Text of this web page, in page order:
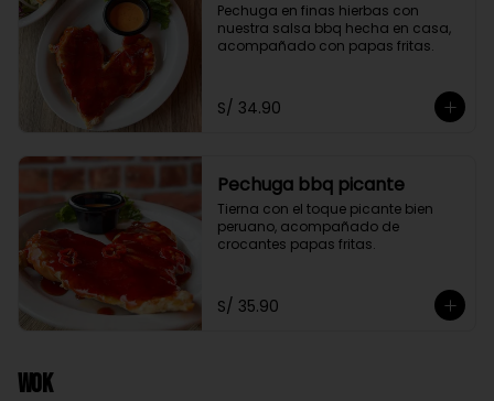
Pechuga en finas hierbas con
nuestra salsa bbq hecha en casa,
acompañado con papas fritas.
S/ 34.90
Pechuga bbq picante
Tierna con el toque picante bien
peruano, acompañado de
crocantes papas fritas.
S/ 35.90
Wok